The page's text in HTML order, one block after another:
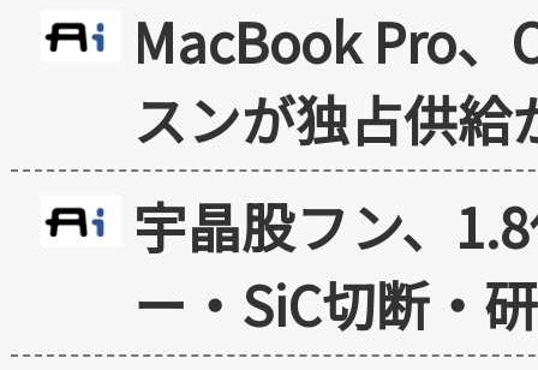
MacBook Pro
スンが独占供給
宇晶股フン、
ー・SiC切断・